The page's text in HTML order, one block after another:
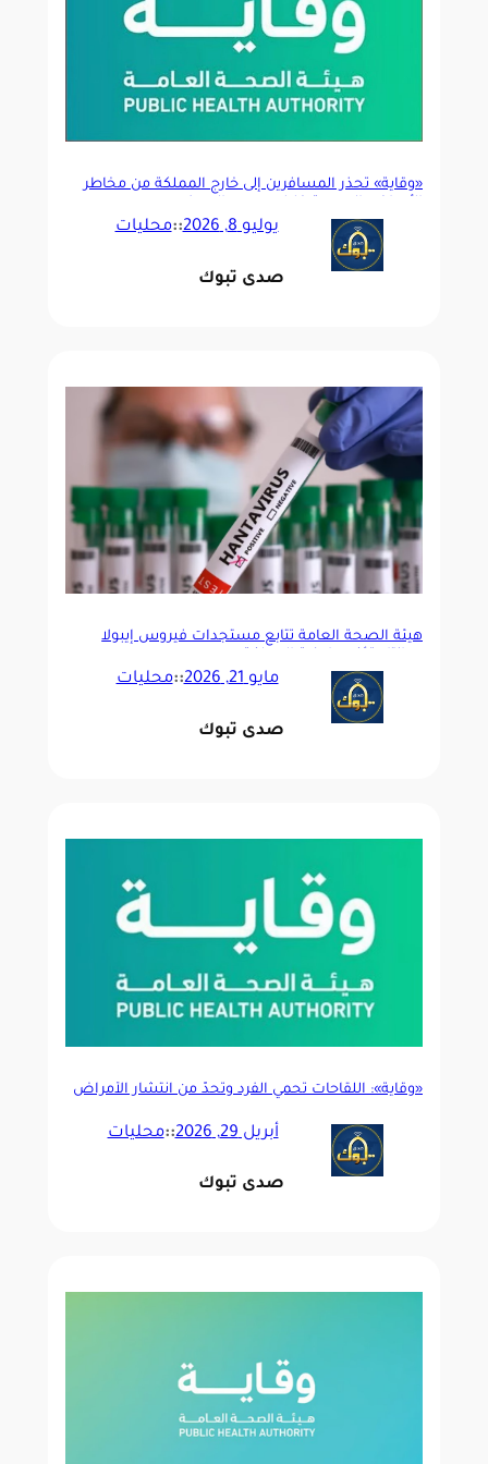
«وقاية» تحذّر المسافرين إلى خارج المملكة من مخاطر
يوليو 8, 2026 ::محليات
صدى تبوك
هيئة الصحة العامة تتابع مستجدات فيروس إيبولا
مايو 21, 2026 ::محليات
صدى تبوك
«وقاية»: اللقاحات تحمي الفرد وتحدّ من انتشار الأمراض
أبريل 29, 2026 ::محليات
صدى تبوك